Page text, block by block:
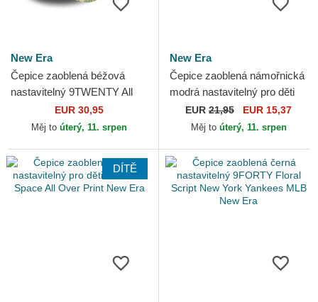
New Era
Čepice zaoblená béžová
nastavitelný 9TWENTY All
Over Print Tropical New York
Yankees MLB New Era
EUR 30,95
Měj to úterý, 11. srpen
New Era
Čepice zaoblená námořnická
modrá nastavitelný pro děti
9FORTY All Over Print
Superman DC Comics...
EUR 21,95 EUR 15,37
Měj to úterý, 11. srpen
DÍTĚ